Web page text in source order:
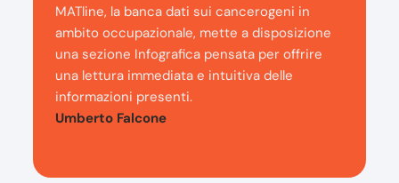
MATline, la banca dati sui cancerogeni in
ambito occupazionale, mette a disposizione
una sezione Infografica pensata per offrire
una lettura immediata e intuitiva delle
informazioni presenti.
Umberto Falcone